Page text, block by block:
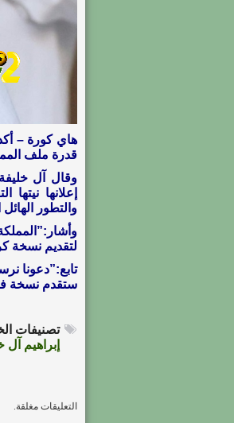
هاي كورة –
قدرة ملف المملكة
وقال آل
والتطور
لتقديم نسخة
تابع:”دعونا
ستقدم نسخة
تصنيفات
إبراهيم آل
التعليقات مغلقة.